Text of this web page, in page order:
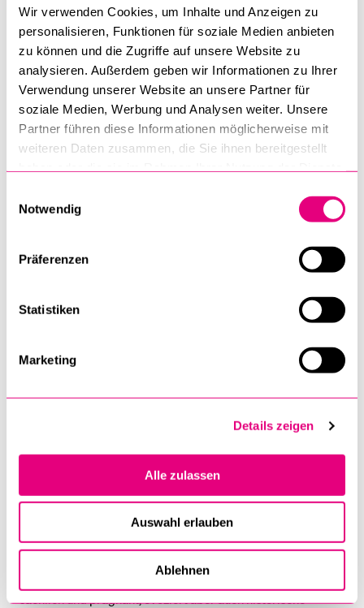
Wir verwenden Cookies, um Inhalte und Anzeigen zu
personalisieren, Funktionen für soziale Medien anbieten
zu können und die Zugriffe auf unsere Website zu
analysieren. Außerdem geben wir Informationen zu Ihrer
Verwendung unserer Website an unsere Partner für
soziale Medien, Werbung und Analysen weiter. Unsere
Partner führen diese Informationen möglicherweise mit
weiteren Daten zusammen, die Sie ihnen bereitgestellt
Notwendig
Präferenzen
Statistiken
Marketing
Details zeigen
Alle zulassen
Auswahl erlauben
Ablehnen
10 Die Korrektion der Natur
11 Konservative Moderne: Natur- und Heimatschutz
12 Landschaft abbilden: Kartografie und Relief
13 Gartenanlagen vom Barock bis zur Gegenwart
Vierter Teil: Landschaft zwischen Agglomeration und
Wildnis
16 Landwirtschaft unter Druck
Um die Kohärenz des Werks zu gewährleisten, wird der
Inhalt der einzelnen Kapitel zwischen den AutorInnen und
dem Redaktionskomitee abgesprochen. Diese gemeinsame
Konzeptarbeit erfolgt in den ersten zwei Monaten nach
Forschungsliteratur; ein (erneutes) Quellenstudium ist nicht
erforderlich.
Form
Die Kapitel enthalten Hinweise zum Forschungsstand und
Endnoten mit der benutzen Literatur. Angestrebt wird eine
Kombination von Überblicksdarstellung („die grossen
Linien“) und anschaulichen Beispielen. Der Stil der Texte ist
sachlich und prägnant, evoziert aber auch historische